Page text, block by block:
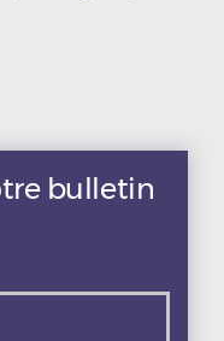
bulletin